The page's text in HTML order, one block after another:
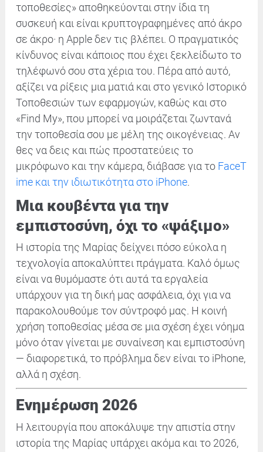
τοποθεσίες» αποθηκεύονται στην ίδια τη
συσκευή και είναι κρυπτογραφημένες από άκρο
σε άκρο· η Apple δεν τις βλέπει. Ο πραγματικός
κίνδυνος είναι κάποιος που έχει ξεκλείδωτο το
τηλέφωνό σου στα χέρια του. Πέρα από αυτό,
αξίζει να ρίξεις μια ματιά και στο γενικό Ιστορικό
Τοποθεσιών των εφαρμογών, καθώς και στο
«Find My», που μπορεί να μοιράζεται ζωντανά
την τοποθεσία σου με μέλη της οικογένειας. Αν
θες να δεις και πώς προστατεύεις το
μικρόφωνο και την κάμερα, διάβασε για το FaceT
ime και την ιδιωτικότητα στο iPhone.
Μια κουβέντα για την
εμπιστοσύνη, όχι το «ψάξιμο»
Η ιστορία της Μαρίας δείχνει πόσο εύκολα η
τεχνολογία αποκαλύπτει πράγματα. Καλό όμως
είναι να θυμόμαστε ότι αυτά τα εργαλεία
υπάρχουν για τη δική μας ασφάλεια, όχι για να
παρακολουθούμε τον σύντροφό μας. Η κοινή
χρήση τοποθεσίας μέσα σε μια σχέση έχει νόημα
μόνο όταν γίνεται με συναίνεση και εμπιστοσύνη
— διαφορετικά, το πρόβλημα δεν είναι το iPhone,
αλλά η σχέση.
Ενημέρωση 2026
Η λειτουργία που αποκάλυψε την απιστία στην
ιστορία της Μαρίας υπάρχει ακόμα και το 2026,